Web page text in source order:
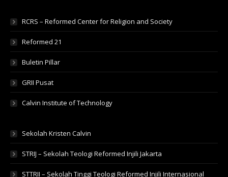
RCRS – Reformed Center for Religion and Society
Reformed 21
Buletin Pillar
GRII Pusat
Calvin Institute of Technology
Sekolah Kristen Calvin
STRIJ – Sekolah Teologi Reformed Injili Jakarta
STTRII – Sekolah Tinggi Teologi Reformed Injili Internasional